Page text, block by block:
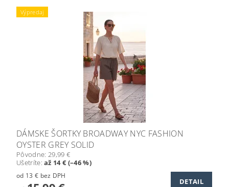
Výpredaj
DÁMSKE ŠORTKY BROADWAY NYC FASHION
OYSTER GREY SOLID
Pôvodne: 29,99 €
Ušetríte:až 14 € (–46 %)
od 13 € bez DPH
DETAIL